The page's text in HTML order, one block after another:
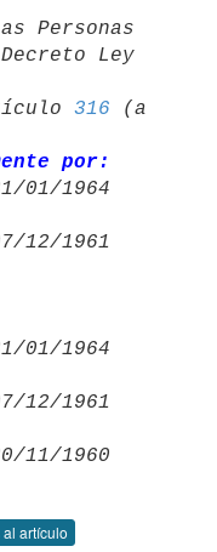
Personas
Decreto Ley
316 (a
por:
artículo